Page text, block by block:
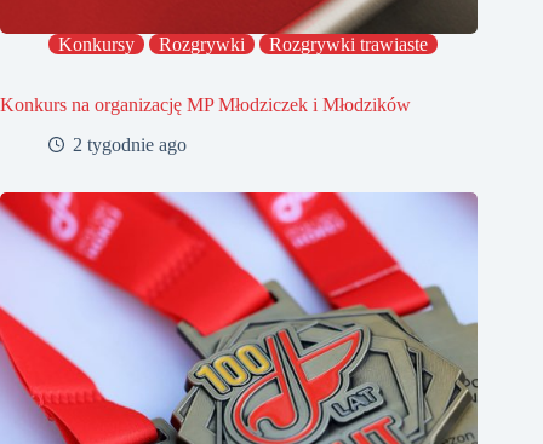
Konkursy Rozgrywki Rozgrywki trawiaste
Konkurs na organizację MP Młodziczek i Młodzików
2 tygodnie ago